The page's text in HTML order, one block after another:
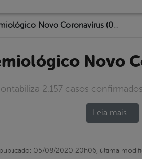
Novo
2.157 casos
Leia mais…
publicado: 05/08/2020 20h06, última